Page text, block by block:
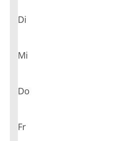
Di
Mi
Do
Fr